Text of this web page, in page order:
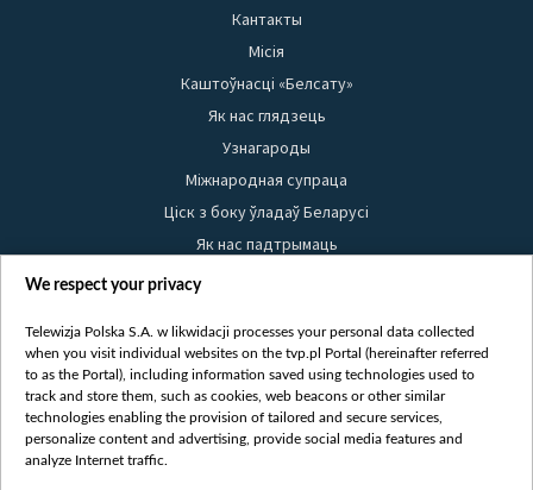
Кантакты
Місія
Каштоўнасці «Белсату»
Як нас глядзець
Узнагароды
Міжнародная супраца
Ціск з боку ўладаў Беларусі
Як нас падтрымаць
Правілы выкарыстання матэрыялаў
Бяспека
Youtube
Белсат news
Белсат Shorts
We respect your privacy
Telewizja Polska S.A. w likwidacji processes your personal data collected
when you visit individual websites on the tvp.pl Portal (hereinafter referred
to as the Portal), including information saved using technologies used to
track and store them, such as cookies, web beacons or other similar
technologies enabling the provision of tailored and secure services,
personalize content and advertising, provide social media features and
analyze Internet traffic.